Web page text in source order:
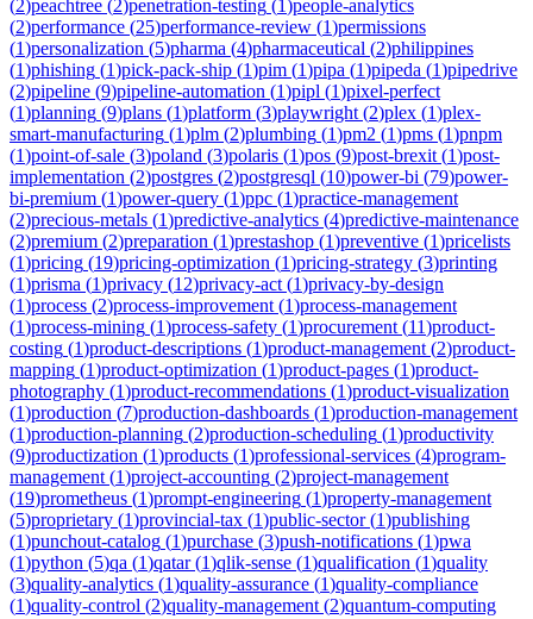
(2)peachtree (2)penetration-testing (1)people-analytics
(2)performance (25)performance-review (1)permissions
(1)personalization (5)pharma (4)pharmaceutical (2)philippines
(1)phishing (1)pick-pack-ship (1)pim (1)pipa (1)pipeda (1)pipedrive
(2)pipeline (9)pipeline-automation (1)pipl (1)pixel-perfect
(1)planning (9)plans (1)platform (3)playwright (2)plex (1)plex-
smart-manufacturing (1)plm (2)plumbing (1)pm2 (1)pms (1)pnpm
(1)point-of-sale (3)poland (3)polaris (1)pos (9)post-brexit (1)post-
implementation (2)postgres (2)postgresql (10)power-bi (79)power-
bi-premium (1)power-query (1)ppc (1)practice-management
(2)precious-metals (1)predictive-analytics (4)predictive-maintenance
(2)premium (2)preparation (1)prestashop (1)preventive (1)pricelists
(1)pricing (19)pricing-optimization (1)pricing-strategy (3)printing
(1)prisma (1)privacy (12)privacy-act (1)privacy-by-design
(1)process (2)process-improvement (1)process-management
(1)process-mining (1)process-safety (1)procurement (11)product-
costing (1)product-descriptions (1)product-management (2)product-
mapping (1)product-optimization (1)product-pages (1)product-
photography (1)product-recommendations (1)product-visualization
(1)production (7)production-dashboards (1)production-management
(1)production-planning (2)production-scheduling (1)productivity
(9)productization (1)products (1)professional-services (4)program-
management (1)project-accounting (2)project-management
(19)prometheus (1)prompt-engineering (1)property-management
(5)proprietary (1)provincial-tax (1)public-sector(1)publishing
(1)punchout-catalog (1)purchase (3)push-notifications (1)pwa
(1)python (5)qa (1)qatar(1)qlik-sense (1)qualification (1)quality
(3)quality-analytics (1)quality-assurance (1)quality-compliance
(1)quality-control (2)quality-management (2)quantum-computing